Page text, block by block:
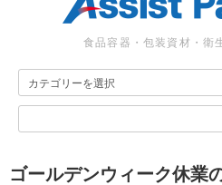
食品容器・包装資材・衛
ゴールデンウィーク休業